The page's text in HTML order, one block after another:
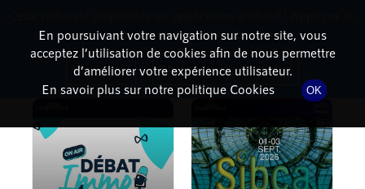
PODCASTS
En poursuivant votre navigation sur notre site, vous
acceptez l’utilisation de cookies afin de nous permettre
d’améliorer votre expérience utilisateur.
En savoir plus sur notre politique Cookies
OK
dessous pour l'installer.
Non merci Télécharger l'application